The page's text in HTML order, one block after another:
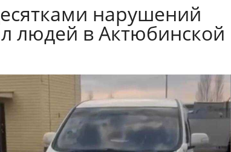
нарушений
людей в Актюбинской